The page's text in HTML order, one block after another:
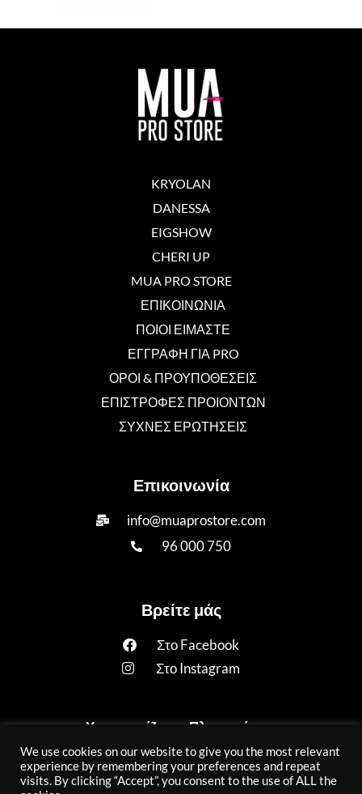
KRYOLAN
DANESSA
EIGSHOW
CHERI UP
MUA PRO STORE
ΕΠΙΚΟΙΝΩΝΙΑ
ΠΟΙΟΙ ΕΙΜΑΣΤΕ
ΕΓΓΡΑΦΗ ΓΙΑ PRO
ΟΡΟΙ & ΠΡΟΥΠΟΘΕΣΕΙΣ
ΕΠΙΣΤΡΟΦΕΣ ΠΡΟΙΟΝΤΩΝ
ΣΥΧΝΕΣ ΕΡΩΤΗΣΕΙΣ
Επικοινωνία
info@muaprostore.com
96 000 750
Βρείτε μάς
Στο Facebook
Στο Instagram
Υποστηρίζουμε Πληρωμές με:
We use cookies on our website to give you the most relevant
experience by remembering your preferences and repeat
visits. By clicking “Accept”, you consent to the use of ALL the